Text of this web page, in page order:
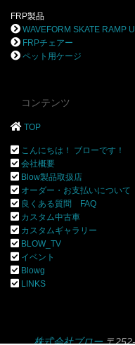
FRP製品
WAVEFORM SKATE RAMP
FRPチェアー
ペット用ケージ
コンテンツ
TOP
こんにちは！ ブローです！
会社概要
Blow製品取扱店
オーダー・お支払いについて
良くある質問 FAQ
カスタム中古車
カスタムギャラリー
BLOW_TV
イベント
Blowg
LINKS
株式会社ブロー〒